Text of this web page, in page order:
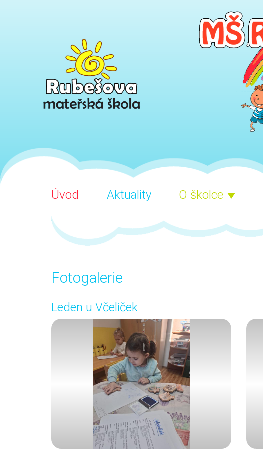
Úvod Aktuality O školce
Fotogalerie
Leden u Včeliček